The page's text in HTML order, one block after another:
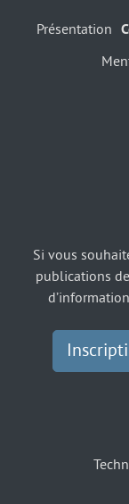
Présentation
Si vous
publications